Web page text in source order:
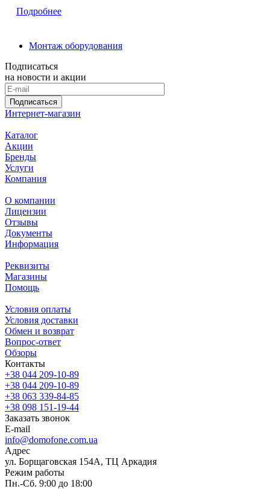
Подробнее
Монтаж оборудования
Подписаться
на новости и акции
Подписаться
Интернет-магазин
Каталог
Акции
Бренды
Услуги
Компания
О компании
Лицензии
Отзывы
Документы
Информация
Реквизиты
Магазины
Помощь
Условия оплаты
Условия доставки
Обмен и возврат
Вопрос-ответ
Обзоры
Контакты
+38 044 209-10-89
+38 044 209-10-89
+38 063 339-84-85
+38 098 151-19-44
Заказать звонок
E-mail
info@domofone.com.ua
Адрес
ул. Борщаговская 154А, ТЦ Аркадия
Режим работы
Пн.-Сб. 9:00 до 18:00